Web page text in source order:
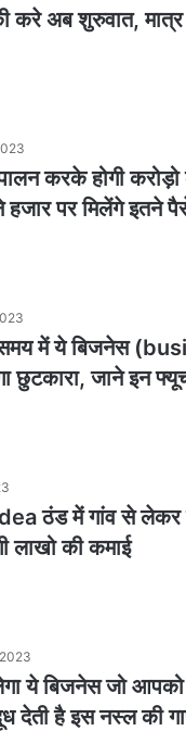
करे अब शुरुवात,
करके होगी
हजार पर मिलेंगे इतने
में ये बिजनेस
छुटकारा, जाने इन
ठंड में गांव से
लाखो की कमाई
ये बिजनेस जो
देती है इस नस्ल की